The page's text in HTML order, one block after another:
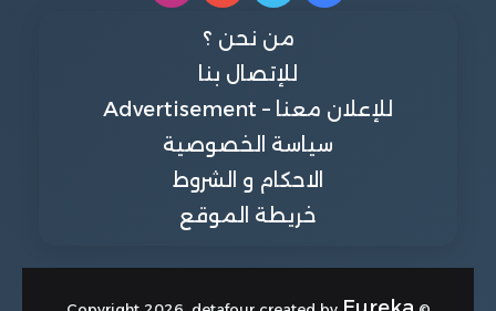
من نحن ؟
للإتصال بنا
للإعلان معنا – Advertisement
سياسة الخصوصية
الاحكام و الشروط
خريطة الموقع